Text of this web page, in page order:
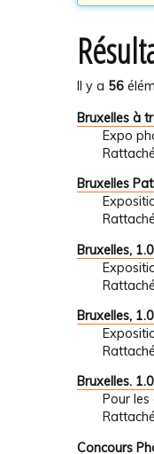
Il y a 56
Bruxelles à
Expo
Bruxelles
Bruxelles,
Bruxelles,
Bruxelles.
Pour
Concours